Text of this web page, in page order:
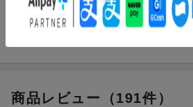
ど、吉田浩美の著作として『ａ ｐｉ
がある（本データはこの書籍が刊行され
商品レビュー（191件）